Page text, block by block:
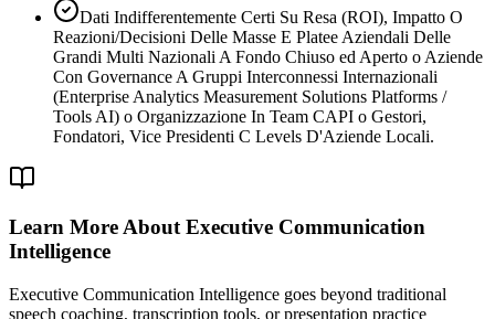
Dati Indifferentemente Certi Su Resa (ROI), Impatto O
Reazioni/Decisioni Delle Masse E Platee Aziendali Delle
Grandi Multi Nazionali A Fondo Chiuso ed Aperto o Aziende
Con Governance A Gruppi Interconnessi Internazionali
(Enterprise Analytics Measurement Solutions Platforms /
Tools AI) o Organizzazione In Team CAPI o Gestori,
Fondatori, Vice Presidenti C Levels D'Aziende Locali.
Learn More About Executive Communication
Intelligence
Executive Communication Intelligence goes beyond traditional
speech coaching, transcription tools, or presentation practice